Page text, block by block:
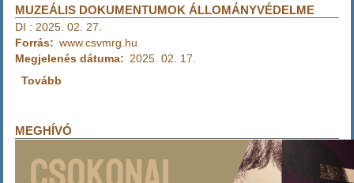
MÁJUS
10
-
)
MUZEÁLIS DOKUMENTUMOK ÁLLOMÁNYVÉDELME
DI : 2025. 02. 27.
Forrás
www.csvmrg.hu
Megjelenés dátuma
2025. 02. 17.
Tovább
)
MEGHÍVÓ